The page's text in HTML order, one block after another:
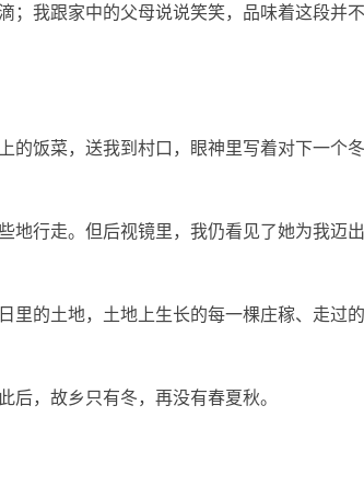
；我跟家中的父母说说笑笑，品味着这段并
的饭菜，送我到村口，眼神里写着对下一个
地行走。但后视镜里，我仍看见了她为我迈
里的土地，土地上生长的每一棵庄稼、走过
，故乡只有冬，再没有春夏秋。